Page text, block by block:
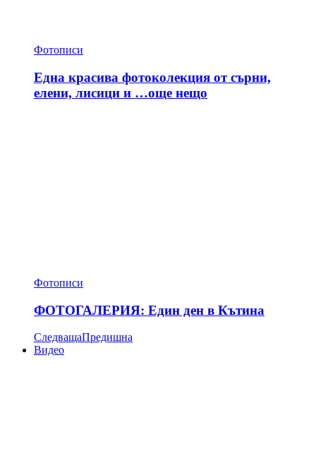
Фотописи
Една красива фотоколекция от сърни,
елени, лисици и …още нещо
Фотописи
ФОТОГАЛЕРИЯ: Един ден в Кътина
СледващаПредишна
Видео